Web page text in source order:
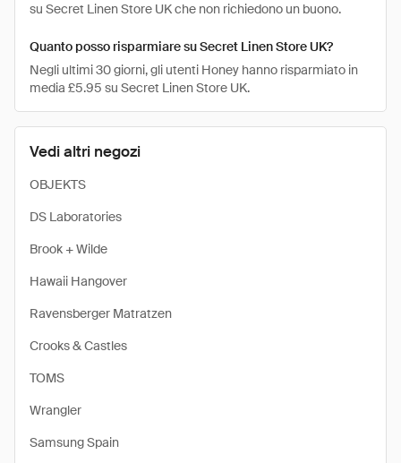
Vedi altri negozi
OBJEKTS
DS Laboratories
Brook + Wilde
Hawaii Hangover
Ravensberger Matratzen
Crooks & Castles
TOMS
Wrangler
Samsung Spain
su Secret Linen Store UK che non richiedono un buono.
Quanto posso risparmiare su Secret Linen Store UK?
Negli ultimi 30 giorni, gli utenti Honey hanno risparmiato in
media £5.95 su Secret Linen Store UK.